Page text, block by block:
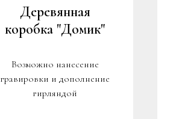
Деревянная
коробка "Домик"
Возможно нанесение
гравировки и дополнение
гирляндой